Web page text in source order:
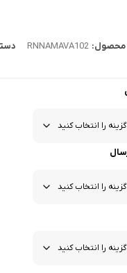
محصول: RNNAMAVA102